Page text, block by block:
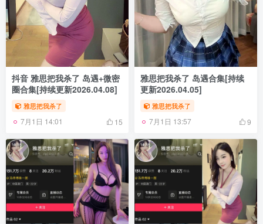
抖音 雅思把我杀了 岛遇+微密
圈合集[持续更新2026.04.08]
雅思把我杀了
7月1日 14:01 15
雅思把我杀了 岛遇合集[持续
更新2026.04.05]
雅思把我杀了
7月1日 13:57 9